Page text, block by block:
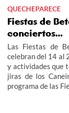
QUECHEPARECE
Fiestas de
conciertos...
Las Fiestas de
celebran del 14 al
y actividades que
jiras de los
programa de las